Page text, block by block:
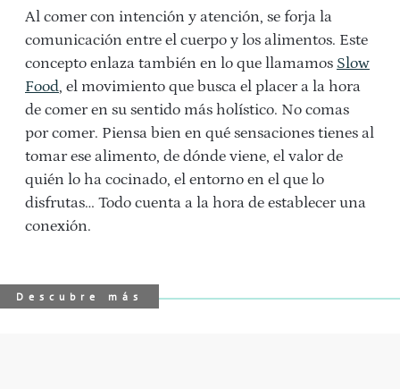
Al comer con intención y atención, se forja la
comunicación entre el cuerpo y los alimentos. Este
concepto enlaza también en lo que llamamos Slow
Food, el movimiento que busca el placer a la hora
de comer en su sentido más holístico. No comas
por comer. Piensa bien en qué sensaciones tienes al
tomar ese alimento, de dónde viene, el valor de
quién lo ha cocinado, el entorno en el que lo
disfrutas… Todo cuenta a la hora de establecer una
conexión.
Descubre más